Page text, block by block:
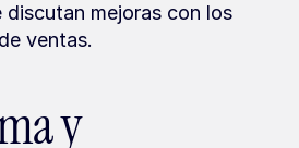
mejoras con los
ventas.
y